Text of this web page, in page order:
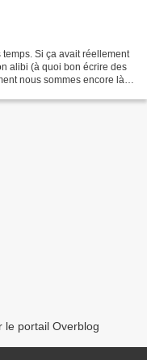
Si ça avait réellement
alibi (à quoi bon écrire des
nous sommes encore là.
le portail Overblog